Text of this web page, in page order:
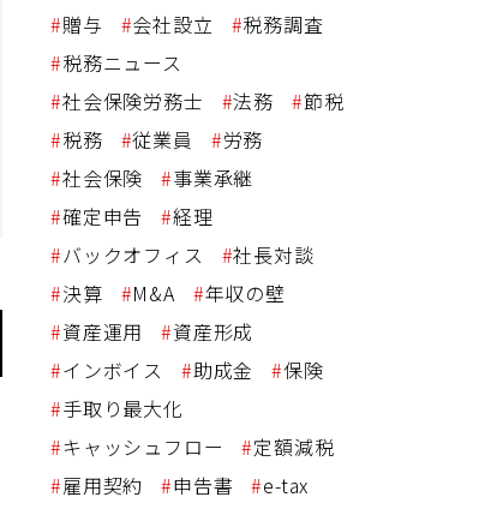
贈与
会社設立
税務調査
税務ニュース
社会保険労務士
法務
節税
税務
従業員
労務
社会保険
事業承継
確定申告
経理
バックオフィス
社長対談
決算
M&A
年収の壁
資産運用
資産形成
インボイス
助成金
保険
手取り最大化
キャッシュフロー
定額減税
雇用契約
申告書
e-tax